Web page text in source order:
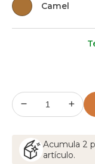
Camel
Acumula 2
artículo.